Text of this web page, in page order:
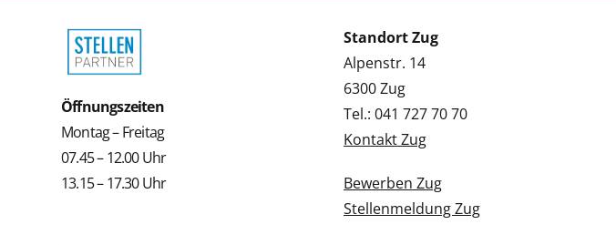
Öffnungszeiten
Montag – Freitag
07.45 – 12.00 Uhr
13.15 – 17.30 Uhr
Standort Zug
Alpenstr. 14
6300 Zug
Tel.: 041 727 70 70
Kontakt Zug
Bewerben Zug
Stellenmeldung Zug